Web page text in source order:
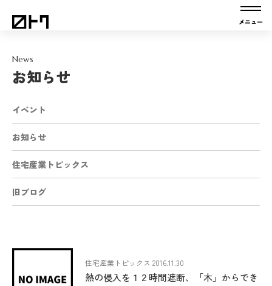
News
お知らせ
イベント
お知らせ
住宅産業トピックス
旧ブログ
住宅産業トピックス 2016.11.30
熱の侵入を１２時間遮断、「木」からでき